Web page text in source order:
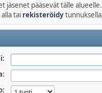
jäsenet pääsevät tälle alueelle.
tai rekisteröidytunnuksella